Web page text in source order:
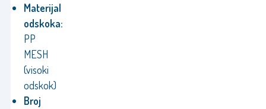
Materijal
odskoka:
PP
MESH
(visoki
odskok)
Broj